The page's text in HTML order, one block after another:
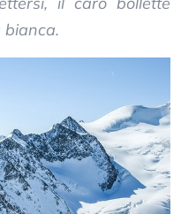
bianca.